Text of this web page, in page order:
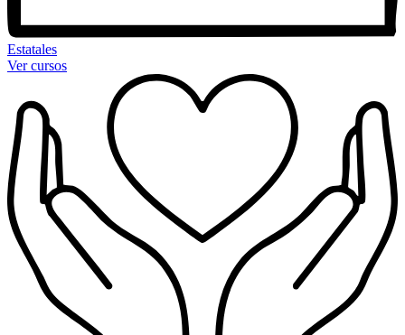
Estatales
Ver cursos